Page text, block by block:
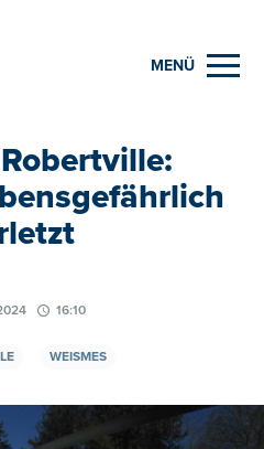
MENÜ
16:10
WEISMES